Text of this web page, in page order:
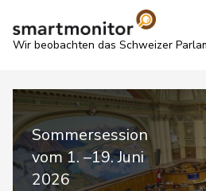
Wir beobachten das Schweizer
Sommersession
vom 1. –19. Juni
2026